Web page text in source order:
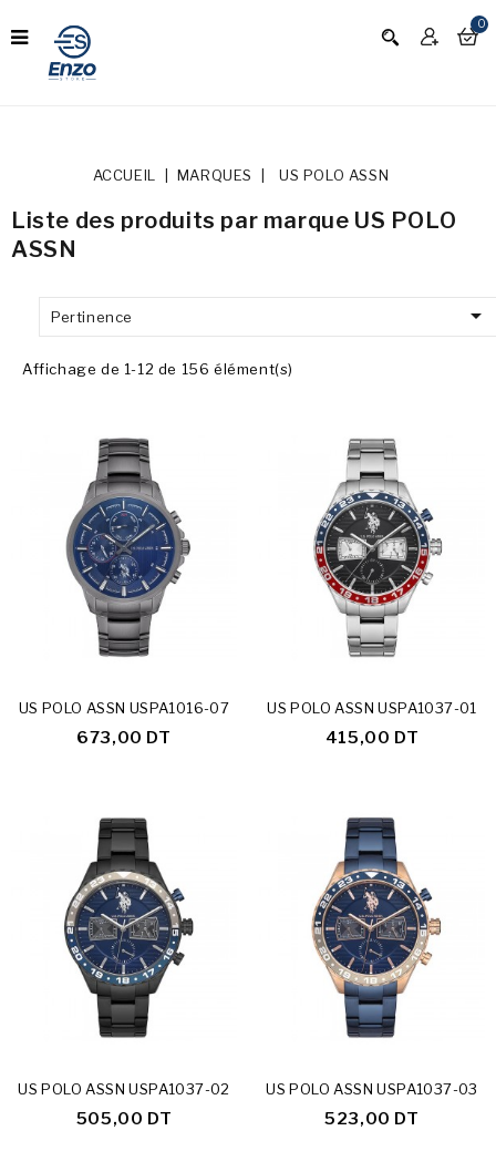
0
ACCUEIL MARQUES US POLO ASSN
Liste des produits par marque US POLO
ASSN
Pertinence 
Affichage de 1-12 de 156 élément(s)
US POLO ASSN USPA1016-07
673,00 DT
US POLO ASSN USPA1037-01
415,00 DT
US POLO ASSN USPA1037-02
505,00 DT
US POLO ASSN USPA1037-03
523,00 DT